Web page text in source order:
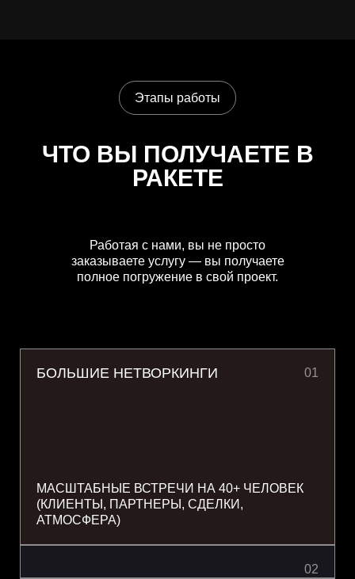
Этапы работы
ЧТО ВЫ ПОЛУЧАЕТЕ В
РАКЕТЕ
Работая с нами, вы не просто
заказываете услугу — вы получаете
полное погружение в свой проект.
01
БОЛЬШИЕ НЕТВОРКИНГИ
МАСШТАБНЫЕ ВСТРЕЧИ НА 40+ ЧЕЛОВЕК
(КЛИЕНТЫ, ПАРТНЕРЫ, СДЕЛКИ,
АТМОСФЕРА)
02